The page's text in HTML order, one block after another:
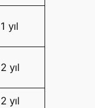
1 yıl
2 yıl
2 yıl